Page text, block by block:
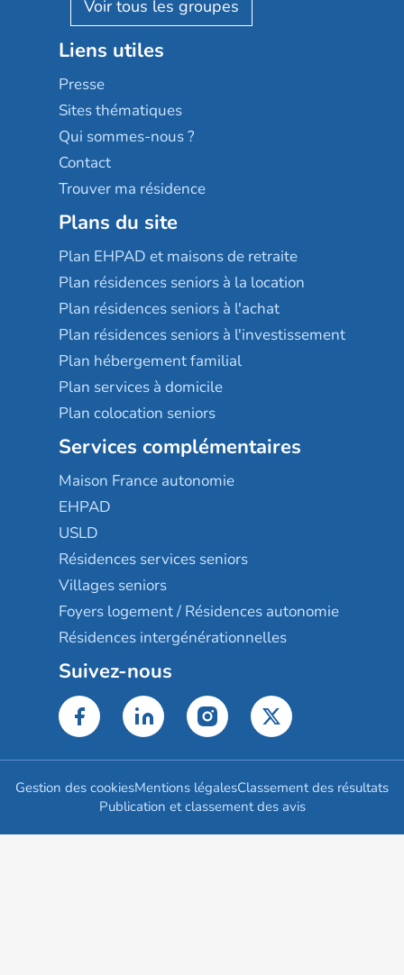
Stella management
Les villages d'or
Sérénys
Résidences services Villa Médicis
Groupe aplus
Liens utiles
Presse
Sites thématiques
Qui sommes-nous ?
Contact
Trouver ma résidence
Plans du site
Plan EHPAD et maisons de retraite
Plan résidences seniors à la location
Plan résidences seniors à l'achat
Plan résidences seniors à l'investissement
Plan hébergement familial
Plan services à domicile
Plan colocation seniors
Services complémentaires
Maison France autonomie
EHPAD
USLD
Résidences services seniors
Villages seniors
Foyers logement / Résidences autonomie
Résidences intergénérationnelles
Suivez-nous
Gestion des cookiesMentions légalesClassement des résultats
Publication et classement des avis